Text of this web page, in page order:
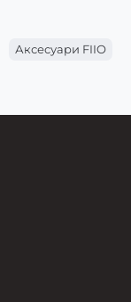
Аксесуари FIIO